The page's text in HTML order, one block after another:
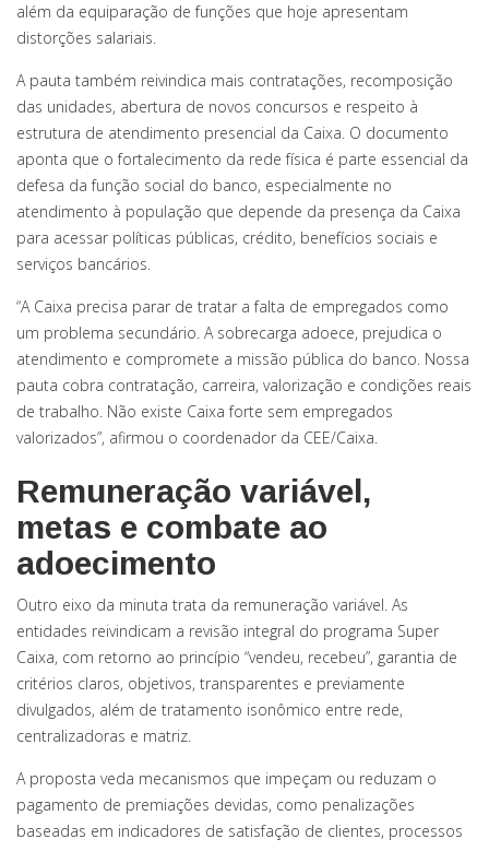
além da equiparação de funções que hoje apresentam
distorções salariais.
A pauta também reivindica mais contratações, recomposição
das unidades, abertura de novos concursos e respeito à
estrutura de atendimento presencial da Caixa. O documento
aponta que o fortalecimento da rede física é parte essencial da
defesa da função social do banco, especialmente no
atendimento à população que depende da presença da Caixa
para acessar políticas públicas, crédito, benefícios sociais e
serviços bancários.
“A Caixa precisa parar de tratar a falta de empregados como
um problema secundário. A sobrecarga adoece, prejudica o
atendimento e compromete a missão pública do banco. Nossa
pauta cobra contratação, carreira, valorização e condições reais
de trabalho. Não existe Caixa forte sem empregados
valorizados”, afirmou o coordenador da CEE/Caixa.
Remuneração variável,
metas e combate ao
adoecimento
Outro eixo da minuta trata da remuneração variável. As
entidades reivindicam a revisão integral do programa Super
Caixa, com retorno ao princípio “vendeu, recebeu”, garantia de
critérios claros, objetivos, transparentes e previamente
divulgados, além de tratamento isonômico entre rede,
centralizadoras e matriz.
A proposta veda mecanismos que impeçam ou reduzam o
pagamento de premiações devidas, como penalizações
baseadas em indicadores de satisfação de clientes, processos